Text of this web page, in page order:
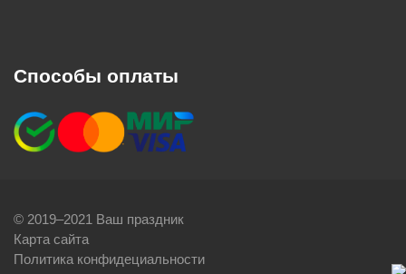
Способы оплаты
© 2019–2021 Ваш праздник
Карта сайта
Политика конфидециальности